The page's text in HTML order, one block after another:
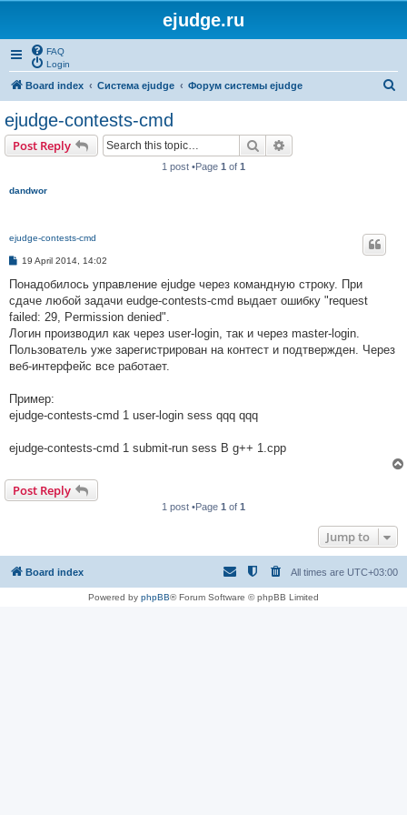
ejudge.ru
FAQ
Login
Board index Система ejudge Форум системы ejudge
ejudge-contests-cmd
Post Reply Search
1 post •Page 1 of 1
dandwor
ejudge-contests-cmd
P
s
19 April 2014, 14:02
Понадобилось управление ejudge через командную строку. При
сдаче любой задачи eudge-contests-cmd выдает ошибку "request
failed: 29, Permission denied".
Логин производил как через user-login, так и через master-login.
Пользователь уже зарегистрирован на контест и подтвержден. Через
веб-интерфейс все работает.
Пример:
ejudge-contests-cmd 1 user-login sess qqq qqq
ejudge-contests-cmd 1 submit-run sess B g++ 1.cpp
Post Reply
1 post •Page 1 of 1
Jump to
Board index All times are UTC+03:00
Powered by phpBB® Forum Software © phpBB Limited